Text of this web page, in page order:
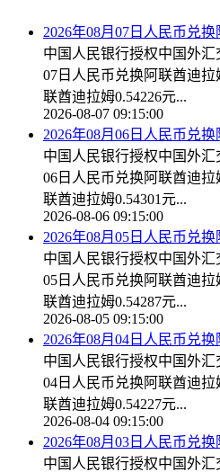
2026年08月07日人民币兑
中国人民银行授权中国外汇
07日人民币兑换阿联酋迪
联酋迪拉姆0.54226元...
2026-08-07 09:15:00
2026年08月06日人民币兑
中国人民银行授权中国外汇
06日人民币兑换阿联酋迪
联酋迪拉姆0.54301元...
2026-08-06 09:15:00
2026年08月05日人民币兑
中国人民银行授权中国外汇
05日人民币兑换阿联酋迪
联酋迪拉姆0.54287元...
2026-08-05 09:15:00
2026年08月04日人民币兑
中国人民银行授权中国外汇
04日人民币兑换阿联酋迪
联酋迪拉姆0.54227元...
2026-08-04 09:15:00
2026年08月03日人民币兑
中国人民银行授权中国外汇